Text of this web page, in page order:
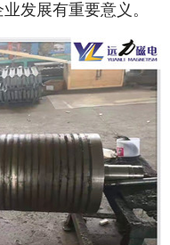
发展有重要意义。